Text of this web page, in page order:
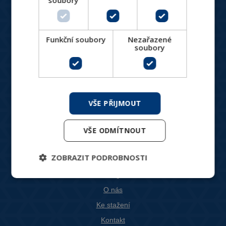
Spotřebiče pro vytápění a chlazení
Produkty do náročných podmínek
Pro zákazníky
O nás
Ke stažení
Kontakt
Funkční soubory
Nezařazené
soubory
VŠE PŘIJMOUT
VŠE ODMÍTNOUT
ZOBRAZIT PODROBNOSTI